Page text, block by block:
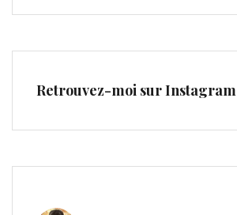
Retrouvez-moi sur Instagram